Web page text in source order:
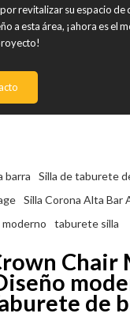
revitalizar su espacio de
a esta área, ¡ahora es el
barra
Silla de taburete
Silla Corona Alta Bar
moderno
taburete silla
Chair
de